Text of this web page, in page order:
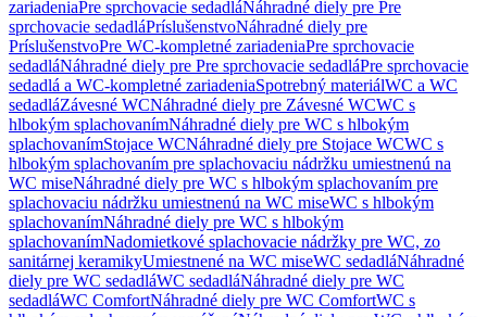
zariadeniaPre sprchovacie sedadláNáhradné diely pre Pre
sprchovacie sedadláPríslušenstvoNáhradné diely pre
PríslušenstvoPre WC-kompletné zariadeniaPre sprchovacie
sedadláNáhradné diely pre Pre sprchovacie sedadláPre sprchovacie
sedadlá a WC-kompletné zariadeniaSpotrebný materiálWC a WC
sedadláZávesné WCNáhradné diely pre Závesné WCWC s
hlbokým splachovanímNáhradné diely pre WC s hlbokým
splachovanímStojace WCNáhradné diely pre Stojace WCWC s
hlbokým splachovaním pre splachovaciu nádržku umiestnenú na
WC miseNáhradné diely pre WC s hlbokým splachovaním pre
splachovaciu nádržku umiestnenú na WC miseWC s hlbokým
splachovanímNáhradné diely pre WC s hlbokým
splachovanímNadomietkové splachovacie nádržky pre WC, zo
sanitárnej keramikyUmiestnené na WC miseWC sedadláNáhradné
diely pre WC sedadláWC sedadláNáhradné diely pre WC
sedadláWC ComfortNáhradné diely pre WC ComfortWC s